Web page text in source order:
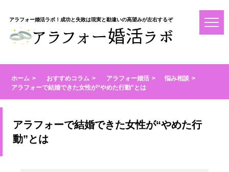
アラフォー婚活ラボ！成功と失敗は現実と勘違いの高望みが左右するぞ
ホーム おすすめコラム アラフォー婚活
悩み相談
アラフォーで結婚できた女性が“やめた行動”とは
アラフォーで結婚できた女性が“やめた行
動”とは